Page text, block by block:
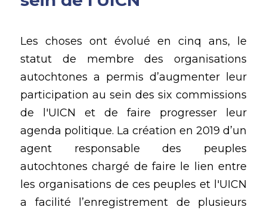
Les choses ont évolué en cinq ans, le
statut de membre des organisations
autochtones a permis d’augmenter leur
participation au sein des six commissions
de l'UICN et de faire progresser leur
agenda politique. La création en 2019 d’un
agent responsable des peuples
autochtones chargé de faire le lien entre
les organisations de ces peuples et l'UICN
a facilité l’enregistrement de plusieurs